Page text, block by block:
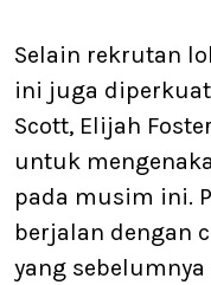
Selain rekrutan
ini juga
Scott, Elijah
untuk
pada musim ini.
berjalan dengan
yang